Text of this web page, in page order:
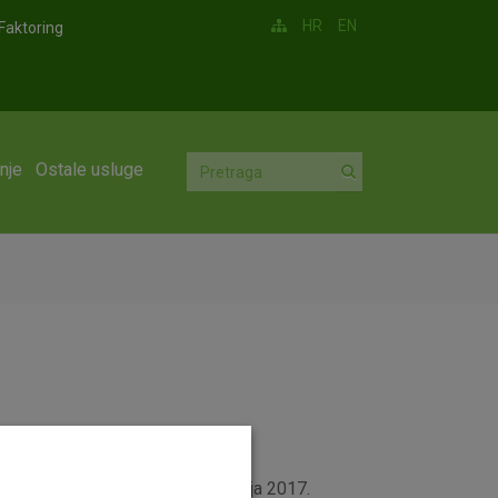
Faktoring HR EN
Ostale usluge
koja se primjenjuje od 26. siječnja 2017.